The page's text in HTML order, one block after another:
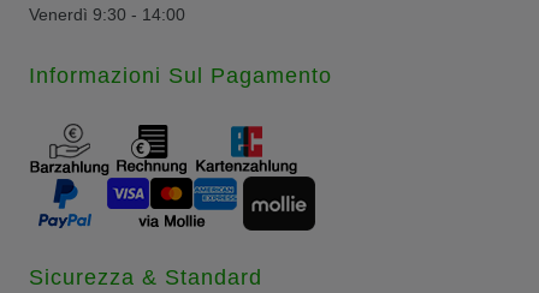
Venerdì 9:30 - 14:00
Informazioni Sul Pagamento
Sicurezza & Standard